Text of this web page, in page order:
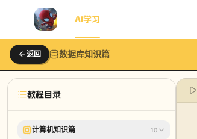
AI学习
返回 数据库知识篇
教程目录
计算机知识篇 10